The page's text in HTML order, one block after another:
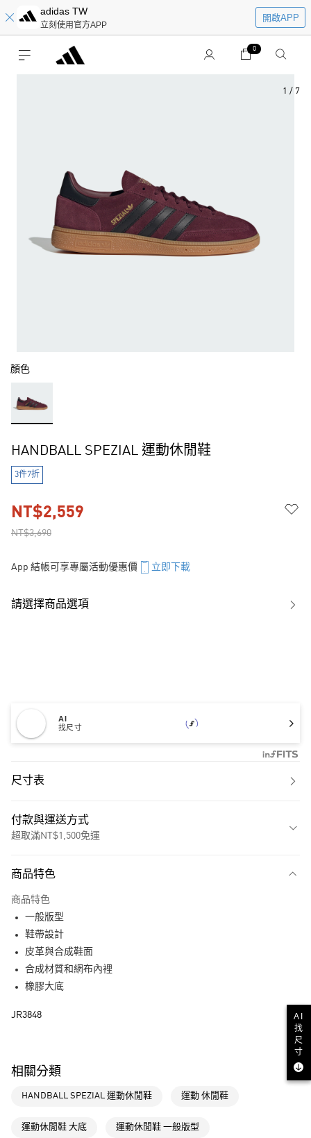
adidas TW
立刻使用官方APP
開啟APP
0
1 / 7
顏色
HANDBALL SPEZIAL 運動休閒鞋
3件7折
NT$3,690
NT$2,559
App 結帳可享專屬活動優惠價 立即下載
請選擇商品選項
AI
找尺寸
尺寸表
付款與運送方式
超取滿NT$1,500免運
LINE Pay
全家取貨付款
付款後全家取貨
每筆NT$80，滿NT$1,500(含以上)免運費
商品特色
商品特色
一般版型
鞋帶設計
皮革與合成鞋面
合成材質和網布內裡
橡膠大底
JR3848
相關分類
HANDBALL SPEZIAL 運動休閒鞋 運動 休閒鞋
運動休閒鞋 大底 運動休閒鞋 一般版型
AI
找
尺
寸